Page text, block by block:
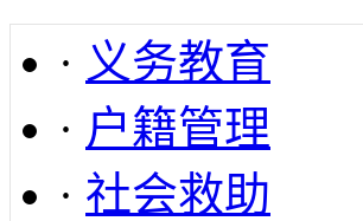
· 义务教育
· 户籍管理
· 社会救助